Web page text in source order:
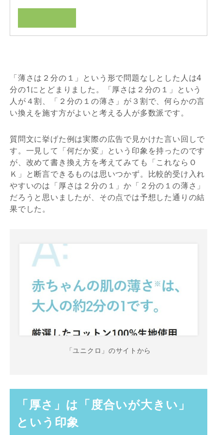
「薄さは２分の１」という形で問題なしとした人は4
分の1にとどまりました。「厚さは２分の１」という
人が４割、「２分の１の薄さ」が３割で、何らかの言
い換えを施す方がよいと考える人が多数派です。
質問文に挙げた例は実際の広告で見かけた言い回しで
す。一見して「何だか変」という印象を持ったのです
が、改めて書き換え方を考えてみても「これならＯ
Ｋ」と断言できるものは思いつかず。比較的受け入れ
やすいのは「厚さは２分の１」か「２分の１の薄さ」
だろうと思いましたが、その点では予想した通りの結
果でした。
「ユニクロ」のサイトから
「厚さ」は「度合いが大きい」
という印象